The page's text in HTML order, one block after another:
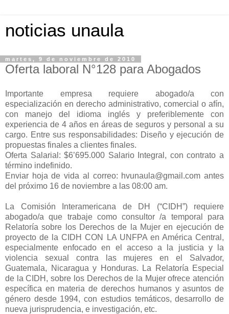
noticias unaula
martes, 9 de noviembre de 2010
Oferta laboral N°128 para Abogados
Importante empresa requiere abogado/a con
especialización en derecho administrativo, comercial o afín,
con manejo del idioma inglés y preferiblemente con
experiencia de 4 años en áreas de seguros y personal a su
cargo. Entre sus responsabilidades: Diseño y ejecución de
propuestas finales a clientes finales.
Oferta Salarial: $6’695.000 Salario Integral, con contrato a
término indefinido.
Enviar hoja de vida al correo: hvunaula@gmail.com antes
del próximo 16 de noviembre a las 08:00 am.
La Comisión Interamericana de DH (“CIDH”) requiere
abogado/a que trabaje como consultor /a temporal para
Relatoría sobre los Derechos de la Mujer en ejecución de
proyecto de la CIDH CON LA UNFPA en América Central,
especialmente enfocado en el acceso a la justicia y la
violencia sexual contra las mujeres en el Salvador,
Guatemala, Nicaragua y Honduras. La Relatoría Especial
de la CIDH, sobre los Derechos de la Mujer ofrece atención
específica en materia de derechos humanos y asuntos de
género desde 1994, con estudios temáticos, desarrollo de
nueva jurisprudencia, e investigación, etc.